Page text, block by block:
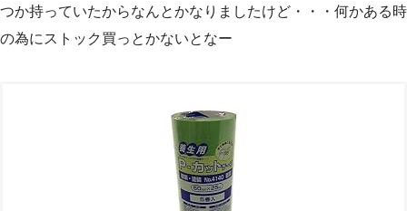
つか持っていたからなんとかなりましたけど・・・何かある時
の為にストック買っとかないとなー